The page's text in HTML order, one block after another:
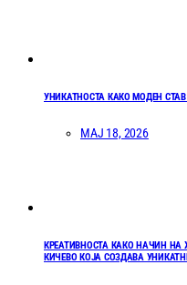
УНИКАТНОСТА КАКО МОДЕН
МАЈ 18, 2026
КРЕАТИВНОСТА КАКО НАЧИН
КИЧЕВО КОЈА СОЗДАВА